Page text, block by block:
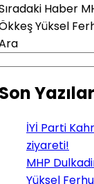
Haber
Yüksel
Yazılar
İYİ Parti
ziyareti!
MHP
Yüksel